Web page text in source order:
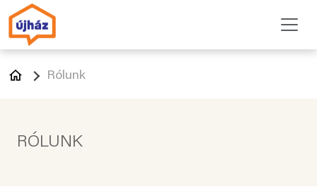
Rólunk
RÓLUNK